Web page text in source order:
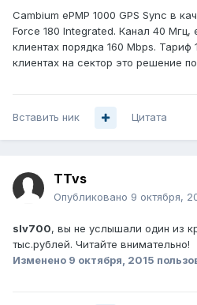
Cambium ePMP 1000 GPS Sync в
Force 180 Integrated. Канал 40 Мгц,
клиентах порядка 160 Mbps.
клиентах на сектор это решение
Вставить ник Цитата
TTvs
Опубликовано 9 октября,
slv700, вы не услышали один из
тыс.рублей. Читайте внимательно!
Изменено 9 октября, 2015